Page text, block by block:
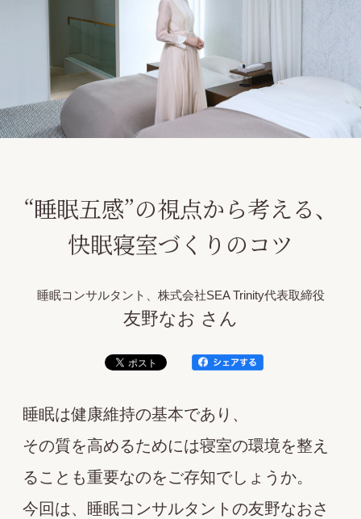
“睡眠五感”の視点から考える、
快眠寝室づくりのコツ
睡眠コンサルタント、株式会社SEA Trinity代表取締役
友野なお さん
睡眠は健康維持の基本であり、
その質を高めるためには寝室の環境を整え
ることも重要なのをご存知でしょうか。
今回は、睡眠コンサルタントの友野なおさ